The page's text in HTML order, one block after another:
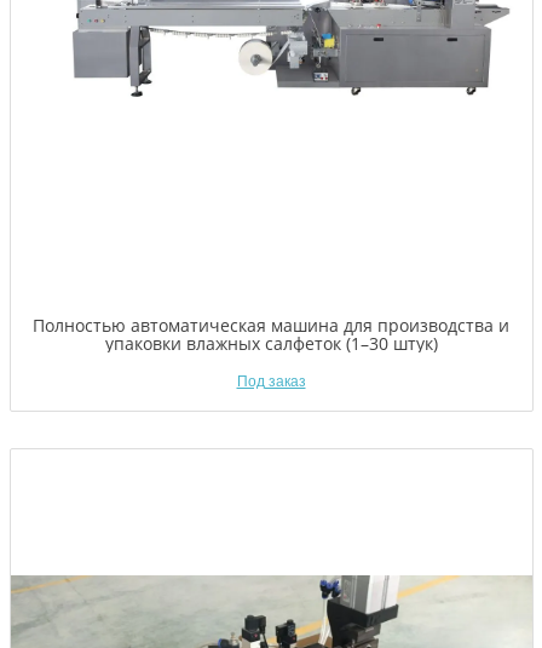
Полностью автоматическая машина для производства и
упаковки влажных салфеток (1–30 штук)
Под заказ